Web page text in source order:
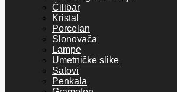
Ćilibar
Kristal
Porcelan
Slonovača
Lampe
Umetničke slike
Satovi
Penkala